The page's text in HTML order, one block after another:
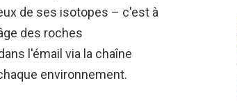
de ses isotopes – c'est à
des roches
l'émail via la chaîne
environnement.